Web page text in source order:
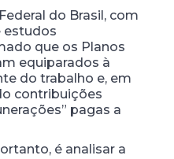
do Brasil, com
estudos
que os Planos
equiparados à
do trabalho e, em
contribuições
pagas a
é analisar a